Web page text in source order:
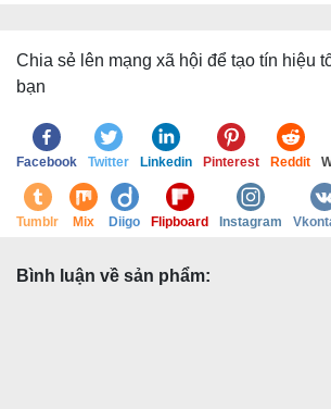
Chia sẻ lên mạng xã hội để tạo tín hiệu
bạn
Facebook Twitter Linkedin Pinterest Reddit
Tumblr Mix Diigo Flipboard Instagram
Bình luận về sản phẩm: